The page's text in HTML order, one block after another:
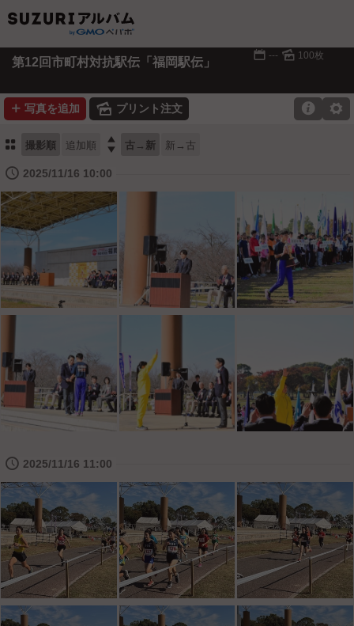
第12回市町村対抗駅伝「福岡駅伝」 📅 --- 🌄 100枚
➕ 写真を追加 🌄 プリント注文 ⚙

⚏ 撮影順 追加順  古→新 新→古
🕔 2025/11/16 10:00
🕔 2025/11/16 11:00